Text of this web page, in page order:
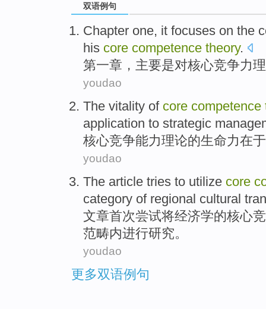
双语例句
Chapter one, it focuses on the
his core competence theory.
第一章 ， 主要是对核心竞争力
youdao
The vitality of core competence
application to strategic
核心竞争能力理论的生命力在
youdao
The article tries to utilize core
category of regional cultural
文章首次尝试将经济学的核心
范畴内进行研究。
youdao
更多双语例句